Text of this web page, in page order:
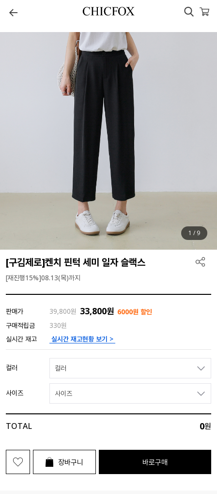
1 / 9
[구김제로]켄치 핀턱 세미 일자 슬랙스
[재진행15%]08.13(목)까지
판매가 39,800원 33,800원 6000원 할인
구매적립금
330원
실시간 재고
실시간 재고현황 보기 >
컬러 컬러
사이즈 사이즈
TOTAL 0원
장바구니 바로구매